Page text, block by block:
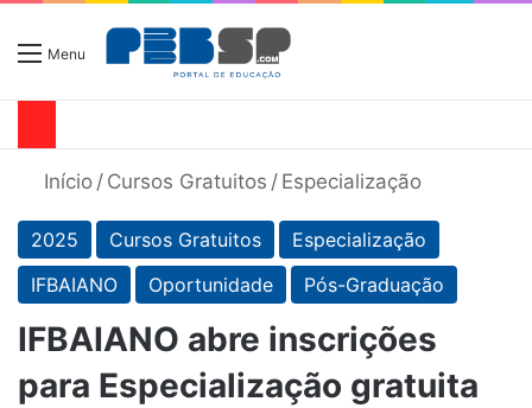
Menu
Início / Cursos Gratuitos / Especialização
2025 Cursos Gratuitos
Especialização
IFBAIANO
Oportunidade Pós-Graduação
IFBAIANO abre inscrições
para Especialização gratuita